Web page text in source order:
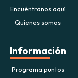
Encuéntranos aquí
Quienes somos
Información
Programa puntos